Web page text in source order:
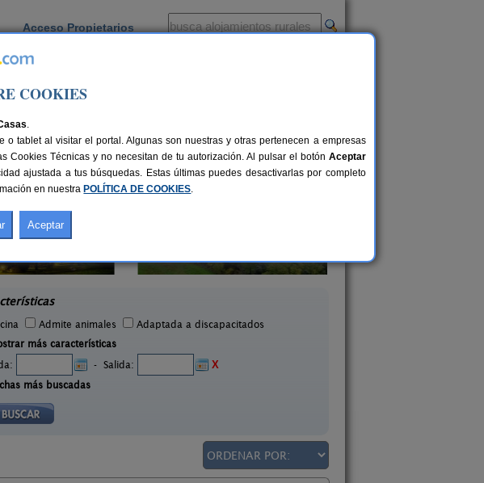
Acceso Propietarios
Admite animales
Adaptada a discapacitados
más características
- Salida:
X
más buscadas
COOKIES
.
tablet al visitar el portal. Algunas son nuestras y otras pertenecen a empresas
Cookies Técnicas y no necesitan de tu autorización. Al pulsar el botón Aceptar
ajustada a tus búsquedas. Estas últimas puedes desactivarlas por completo
en nuestra POLÍTICA DE COOKIES.